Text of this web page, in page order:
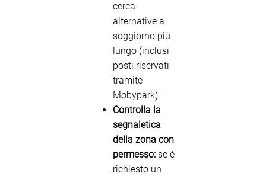
cerca
alternative a
soggiorno più
lungo (inclusi
posti riservati
tramite
Mobypark).
Controlla la
segnaletica
della zona con
permesso: se è
richiesto un